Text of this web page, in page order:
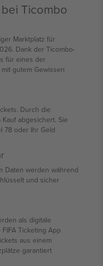
Ticombo
Marktplatz für
Dank der Ticombo-
für eines der
gutem Gewissen
Durch die
abgesichert. Sie
78 oder Ihr Geld
Daten werden während
und sicher
als digitale
Ticketing App
aus einem
garantiert